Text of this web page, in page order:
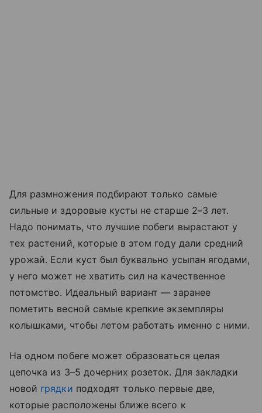
Для размножения подбирают только самые
сильные и здоровые кусты не старше 2–3 лет.
Надо понимать, что лучшие побеги вырастают у
тех растений, которые в этом году дали средний
урожай. Если куст был буквально усыпан ягодами,
у него может не хватить сил на качественное
потомство. Идеальный вариант — заранее
пометить весной самые крепкие экземпляры
колышками, чтобы летом работать именно с ними.
На одном побеге может образоваться целая
цепочка из 3–5 дочерних розеток. Для закладки
новой грядки подходят только первые две,
которые расположены ближе всего к